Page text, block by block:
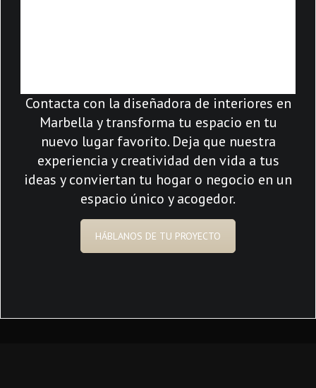
Contacta con la diseñadora de interiores en
Marbella y transforma tu espacio en tu
nuevo lugar favorito. Deja que nuestra
experiencia y creatividad den vida a tus
ideas y conviertan tu hogar o negocio en un
espacio único y acogedor.
HÁBLANOS DE TU PROYECTO